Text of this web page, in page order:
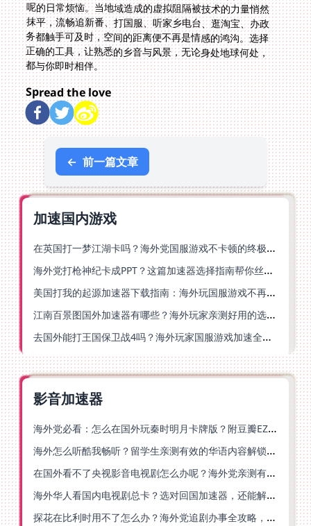
都与你即时相伴。
Spread the love
← 前一篇文章
加速国内游戏
在英国打一梦江湖卡吗？海外党国服游戏不卡顿的终极解法
海外党打枪神纪卡成PPT？这篇加速器选择指南帮你丝滑上分
美国打我的起源加速器下载指南：海外玩国服游戏不再卡的终极方案
江南百景图国外加速器有哪些？海外玩家亲测好用的选择与避坑指南
去国外能打王国保卫战4吗？海外玩家国服游戏加速全攻略（附公主连结幻想江湖实测）
影音加速器
海外党必看：怎么在国外玩秦时明月卡牌版？附豆瓣EZCast地区限制破解法
海外怎么听酷我畅听？留学生亲测有效的华语内容解锁指南
在国外看不了央视影音电视剧怎么办呢？海外党亲测有效的回国加速方案
海外华人看国内电视剧总卡？选对回国加速器，还能解决菲律宾打不开反诈中心的问题
探花在比利时用不了怎么办？海外党追剧办事全攻略，选对加速器就够了